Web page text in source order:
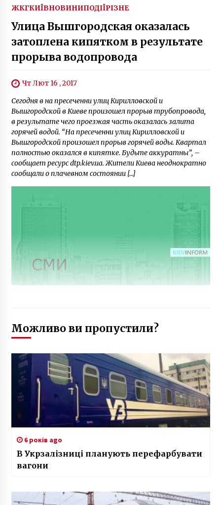
ЖКГКИЇВНОВИНИПОДІЇРІЗНЕ
Улица Вышгородская оказалась
затоплена кипятком в результате
прорыва водопровода
Чт Лют 16 , 2017
Сегодня в на пресеченни улиц Кирилловской и
Вышгородской в Киеве произошел прорыв трубопровода,
в результате чего проезжая часть оказалась залита
горячей водой. “На пресеченни улиц Кирилловской и
Вышгородской произошел прорыв горячей воды. Квартал
полностью оказался в кипятке. Будьте аккуратны”, –
сообщает ресурс dtp.kiev.ua. Жители Киева неоднократно
сообщали о плачевном состоянии […]
Можливо ви пропустили?
6 років ago
В Укрзалізниці планують перефарбувати
вагони